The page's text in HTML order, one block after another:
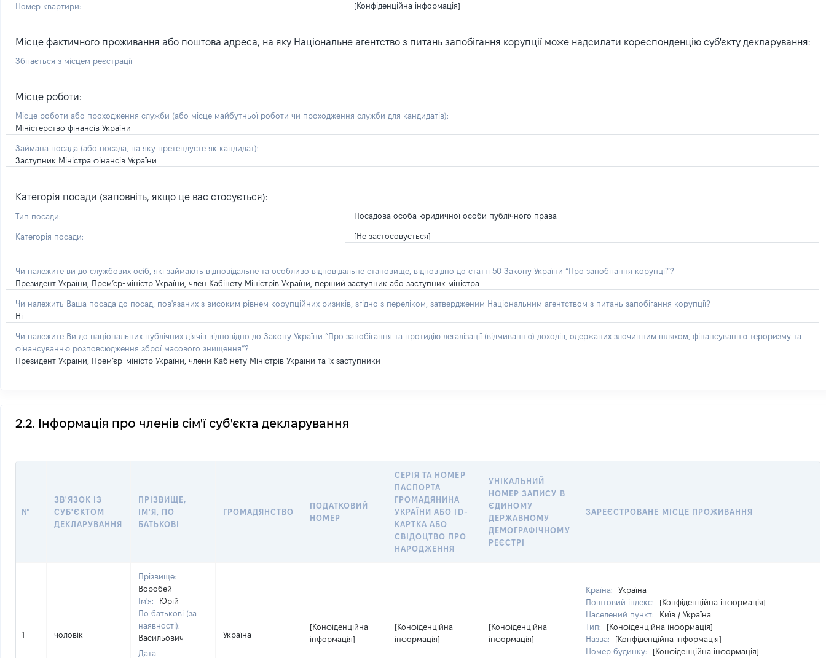
Номер квартири: [Конфіденційна інформація]
Місце фактичного проживання або поштова адреса, на яку Національне агентство з питань запобігання корупції може надсилати кореспонденцію суб'єкту декларування:
Збігається з місцем реєстрації
Місце роботи:
Місце роботи або проходження служби (або місце майбутньої роботи чи проходження служби для кандидатів):
Міністерство фінансів України
Займана посада (або посада, на яку претендуєте як кандидат):
Заступник Міністра фінансів України
Категорія посади (заповніть, якщо це вас стосується):
Тип посади: Посадова особа юридичної особи публічного права
Категорія посади: [Не застосовується]
Чи належите ви до службових осіб, які займають відповідальне та особливо відповідальне становище, відповідно до статті 50 Закону України “Про запобігання корупції”?
Президент України, Прем’єр-міністр України, член Кабінету Міністрів України, перший заступник або заступник міністра
Чи належить Ваша посада до посад, пов'язаних з високим рівнем корупційних ризиків, згідно з переліком, затвердженим Національним агентством з питань запобігання корупції?
Ні
Чи належите Ви до національних публічних діячів відповідно до Закону України “Про запобігання та протидію легалізації (відмиванню) доходів, одержаних злочинним шляхом, фінансуванню тероризму та
фінансуванню розповсюдження зброї масового знищення”?
Президент України, Прем’єр-міністр України, члени Кабінету Міністрів України та їх заступники
2.2. Інформація про членів сім'ї суб'єкта декларування
№
ЗВ'ЯЗОК ІЗ
СУБ'ЄКТОМ
ДЕКЛАРУВАННЯ
ПРІЗВИЩЕ,
ІМ'Я, ПО
БАТЬКОВІ
ГРОМАДЯНСТВО
ПОДАТКОВИЙ
НОМЕР
СЕРІЯ ТА НОМЕР
ПАСПОРТА
ГРОМАДЯНИНА
УКРАЇНИ АБО ID-
КАРТКА АБО
СВІДОЦТВО ПРО
НАРОДЖЕННЯ
УНІКАЛЬНИЙ
НОМЕР ЗАПИСУ В
ЄДИНОМУ
ДЕРЖАВНОМУ
ДЕМОГРАФІЧНОМУ
РЕЄСТРІ
ЗАРЕЄСТРОВАНЕ МІСЦЕ ПРОЖИВАННЯ
1 чоловік
Прізвище:
Воробей
Ім'я:
Юрій
По батькові (за
наявності):
Васильович
Дата
Україна
[Конфіденційна
інформація]
[Конфіденційна
інформація]
[Конфіденційна
інформація]
Країна:
Україна
Поштовий індекс:
[Конфіденційна інформація]
Населений пункт:
Київ / Україна
Тип:
[Конфіденційна інформація]
Назва:
[Конфіденційна інформація]
Номер будинку:
[Конфіденційна інформація]